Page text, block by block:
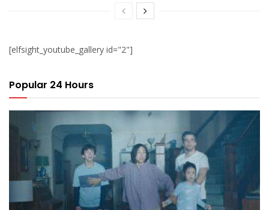
[elfsight_youtube_gallery id="2"]
Popular 24 Hours